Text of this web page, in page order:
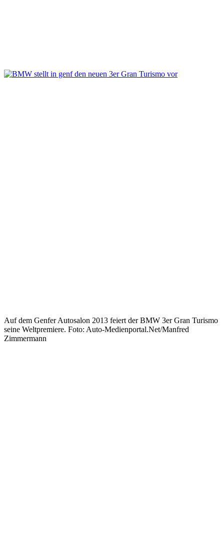
Auf dem Genfer Autosalon 2013 feiert der BMW 3er Gran Turismo
seine Weltpremiere. Foto: Auto-Medienportal.Net/Manfred
Zimmermann